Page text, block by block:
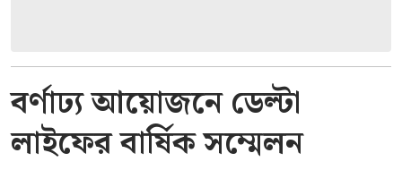
বর্ণাঢ্য আয়োজনে ডেল্টা
লাইফের বার্ষিক সম্মেলন